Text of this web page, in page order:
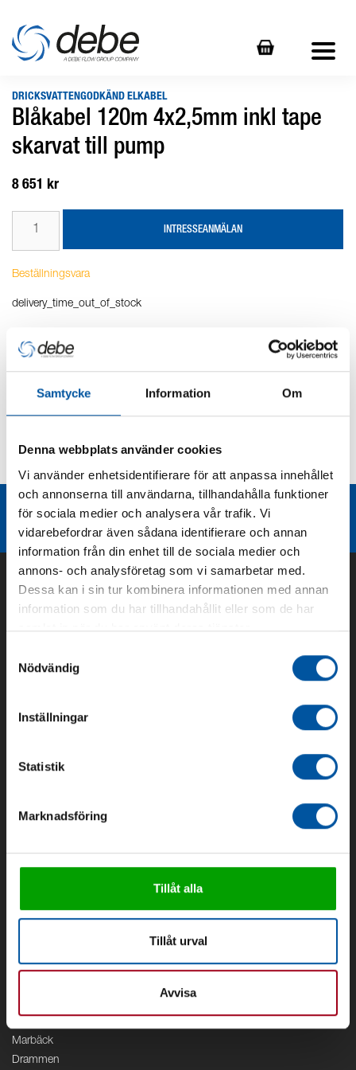
Samtycke Information Om
Denna webbplats använder cookies
Vi använder enhetsidentifierare för att anpassa innehållet
och annonserna till användarna, tillhandahålla funktioner
för sociala medier och analysera vår trafik. Vi
vidarebefordrar även sådana identifierare och annan
information från din enhet till de sociala medier och
annons- och analysföretag som vi samarbetar med.
Dessa kan i sin tur kombinera informationen med annan
information som du har tillhandahållit eller som de har
samlat in när du har använt deras tjänster.
Nödvändig
Inställningar
Statistik
Marknadsföring
Tillåt alla
Tillåt urval
Avvisa
DRICKSVATTENGODKÄND ELKABEL
Blåkabel 120m 4x2,5mm inkl tape
skarvat till pump
8 651 kr
INTRESSEANMÄLAN
Beställningsvara
delivery_time_out_of_stock
Produktbeskrivning
Teknisk dokumentation
Liknande produktgrupper
Områden
Vattenrening
Geoenergi
Debe
Marbäck
Drammen